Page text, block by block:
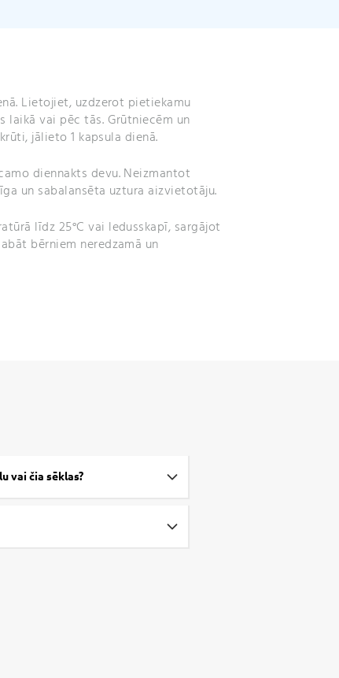
Lietojiet, uzdzerot pietiekamu
laikā vai pēc tās. Grūtniecēm un
jālieto 1 kapsula dienā.
diennakts devu. Neizmantot
un sabalansēta uztura aizvietotāju.
līdz 25°C vai ledusskapī, sargājot
bērniem neredzamā un
vai čia sēklas?